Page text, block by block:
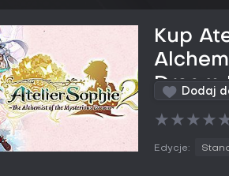
Kup
Dream
Dodaj
★★★★
Edycje: